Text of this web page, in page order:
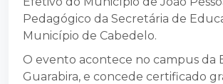
Pedagógico da Secretária de
Município de Cabedelo.
O evento acontece no campus da
Guarabira, e concede certificado